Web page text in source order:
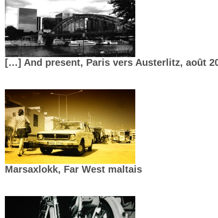
[…] And present, Paris vers Austerlitz, août
Marsaxlokk, Far West maltais